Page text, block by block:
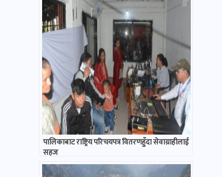
पालिकाबाट राष्ट्रिय परिचयपत्र वितरणहुँदा सेवाग्राहीलाई
सहज